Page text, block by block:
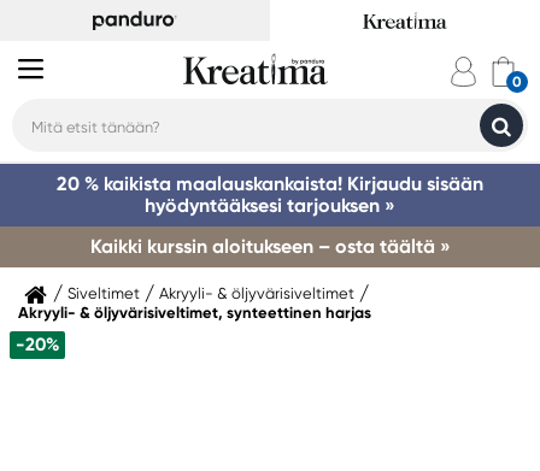
20 % kaikista maalauskankaista! Kirjaudu sisään
hyödyntääksesi tarjouksen »
Kaikki kurssin aloitukseen – osta täältä »
Siveltimet
Akryyli- & öljyvärisiveltimet
Akryyli- & öljyvärisiveltimet, synteettinen harjas
-20%